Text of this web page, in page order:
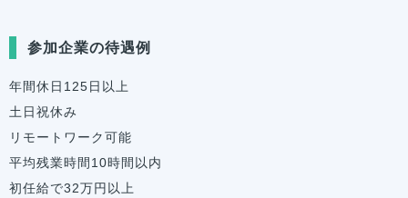
参加企業の待遇例
年間休日125日以上
土日祝休み
リモートワーク可能
平均残業時間10時間以内
初任給で32万円以上